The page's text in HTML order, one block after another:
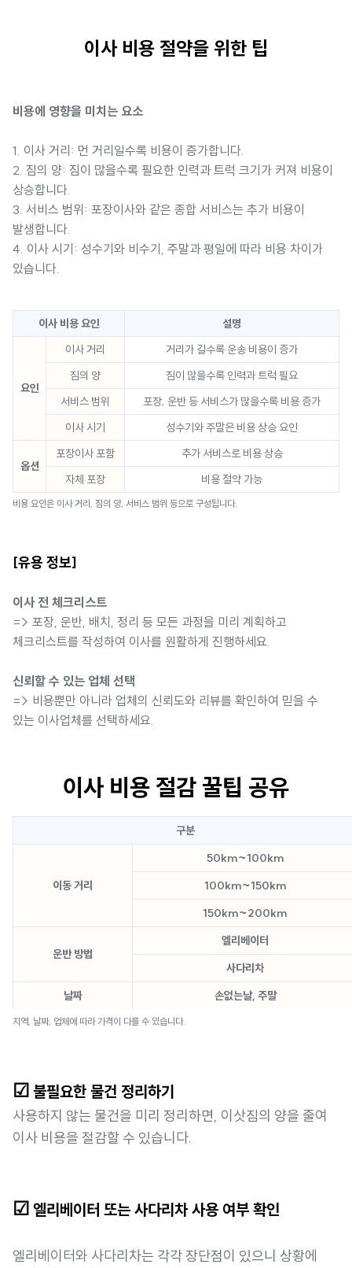
이사 비용 절약을 위한 팁
비용에 영향을 미치는 요소
1. 이사 거리: 먼 거리일수록 비용이 증가합니다.
2. 짐의 양: 짐이 많을수록 필요한 인력과 트럭 크기가 커져 비용이
상승합니다.
3. 서비스 범위: 포장이사와 같은 종합 서비스는 추가 비용이
발생합니다.
4. 이사 시기: 성수기와 비수기, 주말과 평일에 따라 비용 차이가
있습니다.
이사 비용 요인 설명
요인
이사 거리
거리가 길수록 운송 비용이 증가
짐의 양
짐이 많을수록 인력과 트럭 필요
서비스 범위
포장, 운반 등 서비스가 많을수록 비용 증가
이사 시기
성수기와 주말은 비용 상승 요인
옵션
포장이사 포함
추가 서비스로 비용 상승
자체 포장
비용 절약 가능
비용 요인은 이사 거리, 짐의 양, 서비스 범위 등으로 구성됩니다.
[유용 정보]
이사 전 체크리스트
=> 포장, 운반, 배치, 정리 등 모든 과정을 미리 계획하고
체크리스트를 작성하여 이사를 원활하게 진행하세요.
신뢰할 수 있는 업체 선택
=> 비용뿐만 아니라 업체의 신뢰도와 리뷰를 확인하여 믿을 수
있는 이사업체를 선택하세요.
이사 비용 절감 꿀팁 공유
구분
이동 거리
50km~100km
100km~150km
150km~200km
운반 방법
엘리베이터
사다리차
날짜
손없는날, 주말
지역, 날짜, 업체에 따라 가격이 다를 수 있습니다.
☑ 불필요한 물건 정리하기
사용하지 않는 물건을 미리 정리하면, 이삿짐의 양을 줄여
이사 비용을 절감할 수 있습니다.
☑ 엘리베이터 또는 사다리차 사용 여부 확인
엘리베이터와 사다리차는 각각 장단점이 있으니 상황에